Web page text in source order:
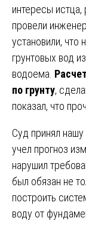
интересы
провели
установили, что
грунтовых вод
водоема.
по грунту,
показал, что
Суд принял
учел прогноз
нарушил
был обязан не
построить
воду от